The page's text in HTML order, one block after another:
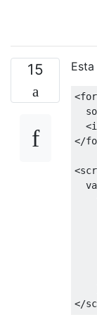
15
<
<
</
<
</